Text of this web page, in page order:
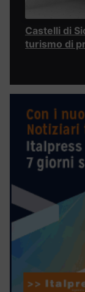
Castelli di
turismo di